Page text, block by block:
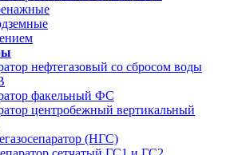
нефтегазовый со сбросом воды
факельный ФС
центробежный вертикальный
(НГС)